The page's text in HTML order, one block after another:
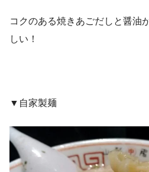
コクのある焼きあごだしと醤油
しい！
▼自家製麺